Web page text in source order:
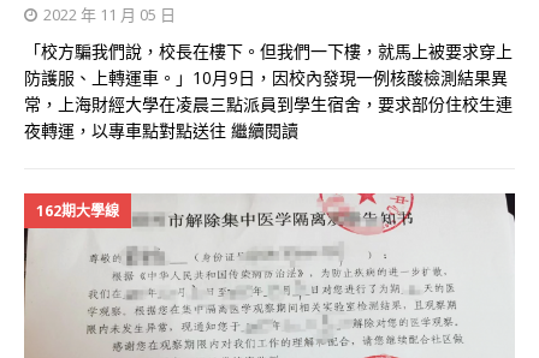
2022 年 11 月 05 日
「校方騙我們說，校長在樓下。但我們一下樓，就馬上被要求穿上
防護服、上轉運車。」10月9日，因校內發現一例核酸檢測結果異
常，上海財經大學在凌晨三點派員到學生宿舍，要求部份住校生連
夜轉運，以專車點對點送往 繼續閱讀
162期大學線